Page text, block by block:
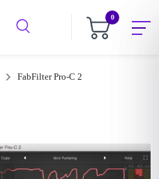
0
FabFilter Pro-C 2